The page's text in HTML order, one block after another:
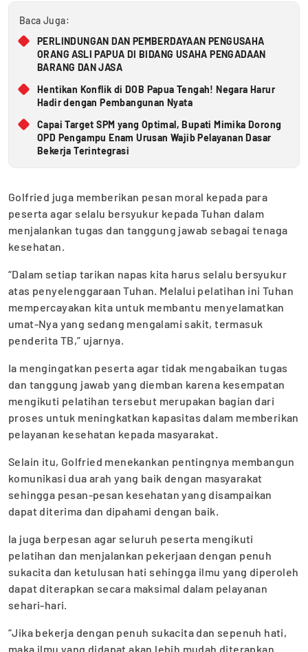
Baca Juga:
PERLINDUNGAN DAN PEMBERDAYAAN PENGUSAHA
ORANG ASLI PAPUA DI BIDANG USAHA PENGADAAN
BARANG DAN JASA
Hentikan Konflik di DOB Papua Tengah! Negara Harur
Hadir dengan Pembangunan Nyata
Capai Target SPM yang Optimal, Bupati Mimika Dorong
OPD Pengampu Enam Urusan Wajib Pelayanan Dasar
Bekerja Terintegrasi
Golfried juga memberikan pesan moral kepada para
peserta agar selalu bersyukur kepada Tuhan dalam
menjalankan tugas dan tanggung jawab sebagai tenaga
kesehatan.
“Dalam setiap tarikan napas kita harus selalu bersyukur
atas penyelenggaraan Tuhan. Melalui pelatihan ini Tuhan
mempercayakan kita untuk membantu menyelamatkan
umat-Nya yang sedang mengalami sakit, termasuk
penderita TB,” ujarnya.
Ia mengingatkan peserta agar tidak mengabaikan tugas
dan tanggung jawab yang diemban karena kesempatan
mengikuti pelatihan tersebut merupakan bagian dari
proses untuk meningkatkan kapasitas dalam memberikan
pelayanan kesehatan kepada masyarakat.
Selain itu, Golfried menekankan pentingnya membangun
komunikasi dua arah yang baik dengan masyarakat
sehingga pesan-pesan kesehatan yang disampaikan
dapat diterima dan dipahami dengan baik.
Ia juga berpesan agar seluruh peserta mengikuti
pelatihan dan menjalankan pekerjaan dengan penuh
sukacita dan ketulusan hati sehingga ilmu yang diperoleh
dapat diterapkan secara maksimal dalam pelayanan
sehari-hari.
“Jika bekerja dengan penuh sukacita dan sepenuh hati,
maka ilmu yang didapat akan lebih mudah diterapkan